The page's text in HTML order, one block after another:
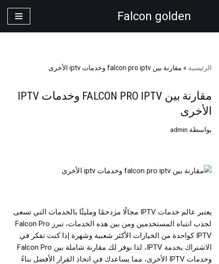
Falcon golden
الرئيسية » مقارنة بين falcon pro iptv وخدمات iptv الأخرى
مقارنة بين FALCON PRO IPTV وخدمات IPTV
الأخرى
بواسطة admin
يعتبر عالم خدمات IPTV مجالًا مزدحمًا ومليئًا بالخدمات التي تسعى
لجذب انتباه المستخدمين ومن بين هذه الخدمات، تبرز Falcon Pro
IPTV كواحدة من الخيارات الأكثر شعبية وشهرة إذا كنت تفكر في
الاشتراك بخدمة IPTV، لذا نوفر لك مقارنة شاملة بين Falcon Pro
وخدمات IPTV الأخرى، مما يساعدك في اتخاذ القرار الأفضل بناءً